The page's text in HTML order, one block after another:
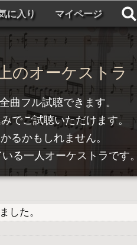
に入り マイページ
のオーケストラ
曲フル試聴できます。
でご試聴いただけます。
るかもしれません。
る一人オーケストラです。
した。